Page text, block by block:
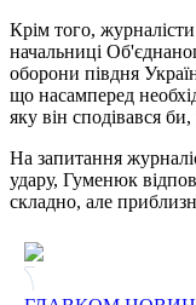
Крім того,
начальниці
оборони півдня
що насамперед
яку він сподівався
На запитання
удару, Гуменюк
складно, але